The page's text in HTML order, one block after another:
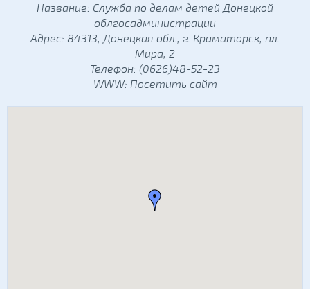
Название: Служба по делам детей Донецкой
облгосадминистрации
Адрес: 84313, Донецкая обл., г. Краматорск, пл.
Мира, 2
Телефон: (0626)48-52-23
WWW: Посетить сайт